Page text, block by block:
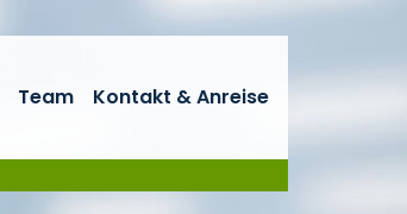
Team Kontakt & Anreise